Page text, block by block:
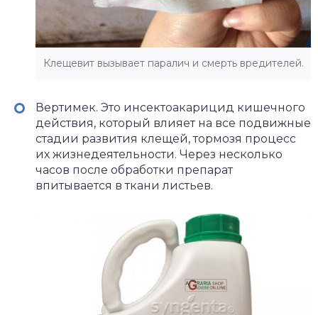
Клещевит вызывает паралич и смерть вредителей.
Вертимек. Это инсектоакарицид кишечного
действия, который влияет на все подвижные
стадии развития клещей, тормозя процесс
их жизнедеятельности. Через несколько
часов после обработки препарат
впитывается в ткани листьев.